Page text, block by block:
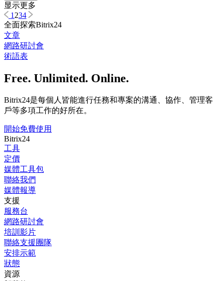
显示更多
1 234
全面探索Bitrix24
文章
網路研討會
術語表
Free. Unlimited. Online.
Bitrix24是每個人皆能進行任務和專案的溝通、協作、管理客
戶等多項工作的好所在。
開始免費使用
Bitrix24
工具
定價
媒體工具包
聯絡我們
媒體報導
支援
服務台
網路研討會
培訓影片
聯絡支援團隊
安排示範
狀態
資源